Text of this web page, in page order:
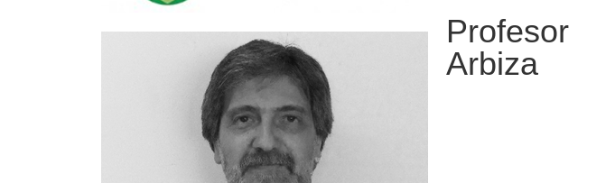
Profesor
Arbiza